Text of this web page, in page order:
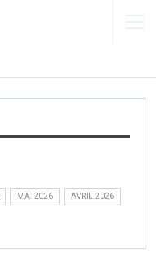
MAI 2026 AVRIL 2026